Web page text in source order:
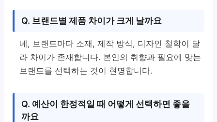
Q. 브랜드별 제품 차이가 크게 날까요
네, 브랜드마다 소재, 제작 방식, 디자인 철학이 달
라 차이가 존재합니다. 본인의 취향과 필요에 맞는
브랜드를 선택하는 것이 현명합니다.
Q. 예산이 한정적일 때 어떻게 선택하면 좋을
까요